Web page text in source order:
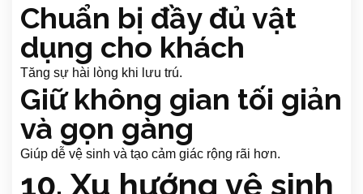
Chuẩn bị đầy đủ vật
dụng cho khách
Tăng sự hài lòng khi lưu trú.
Giữ không gian tối giản
và gọn gàng
Giúp dễ vệ sinh và tạo cảm giác rộng rãi hơn.
10. Xu hướng vệ sinh